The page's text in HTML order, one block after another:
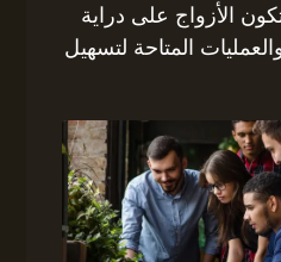
الأزواج على دراية
المتاحة لتسهيل